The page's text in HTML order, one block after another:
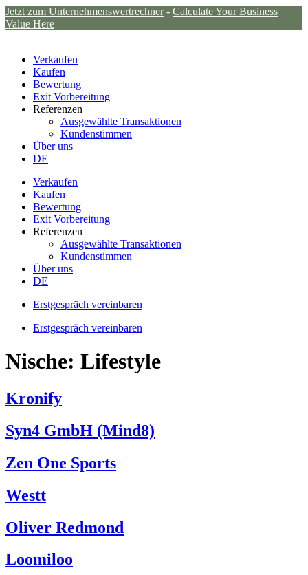
Jetzt zum Unternehmenswertrechner- Calculate Your Business
Value Here
Verkaufen
Kaufen
Bewertung
Exit Vorbereitung
Referenzen
Ausgewählte Transaktionen
Kundenstimmen
Über uns
DE
Verkaufen
Kaufen
Bewertung
Exit Vorbereitung
Referenzen
Ausgewählte Transaktionen
Kundenstimmen
Über uns
DE
Erstgespräch vereinbaren
Erstgespräch vereinbaren
Nische: Lifestyle
Kronify
Syn4 GmbH (Mind8)
Zen One Sports
Westt
Oliver Redmond
Loomiloo